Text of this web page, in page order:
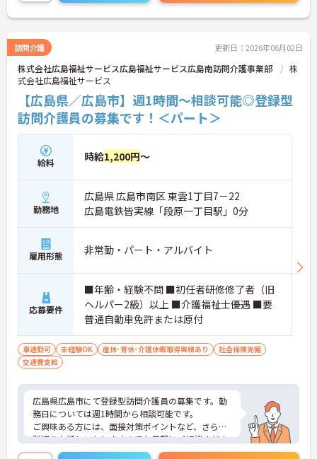
訪問介護 更新日：2026年06月02日
株式会社広島福祉サービス広島福祉サービス広島南訪問介護事業部
株
式会社広島福祉サービス
【広島県／広島市】週1時間～相談可能◎登録型
訪問介護員の募集です！＜パート＞
給料 時給1,200円～
勤務地
広島県 広島市南区 東雲1丁目7－22
広島電鉄皆実線「段原一丁目駅」0分
雇用形態 非常勤・パート・アルバイト
応募要件
■年齢・経験不問 ■初任者研修修了者（旧
ヘルパー2級）以上 ■介護福祉士優遇 ■要
普通自動車免許または原付
車通勤可 未経験OK 産休･育休･介護休暇取得実績あり
社会保険完備
交通費支給
広島県広島市にて登録型訪問介護員の募集です。勤
務日については週1時間から相談可能です。
ご興味ある方には、面接対策ポイントなど、さらに
詳細をお話しいたしますのでお気軽にご相談くださ
い。